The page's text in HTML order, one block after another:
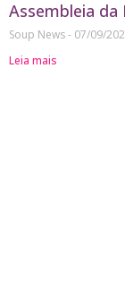
Assembleia da
Soup News
07/09/
Leia mais